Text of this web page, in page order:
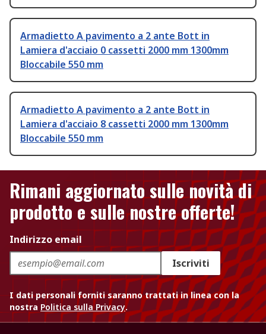
Armadietto A pavimento a 2 ante Bott in
Lamiera d'acciaio 0 cassetti 2000 mm 1300mm
Bloccabile 550 mm
Armadietto A pavimento a 2 ante Bott in
Lamiera d'acciaio 8 cassetti 2000 mm 1300mm
Bloccabile 550 mm
Rimani aggiornato sulle novità di
prodotto e sulle nostre offerte!
Indirizzo email
Iscriviti
I dati personali forniti saranno trattati in linea con la
nostra Politica sulla Privacy.